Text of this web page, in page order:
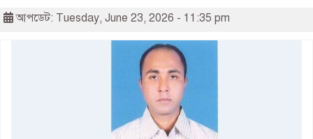
আপডেট: Tuesday, June 23, 2026 - 11:35 pm